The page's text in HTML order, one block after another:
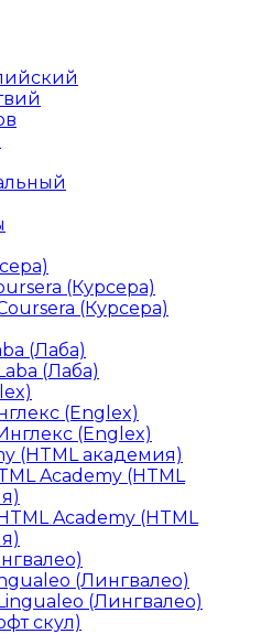
(Курсера)
(Курсера)
(Лаба)
(Лаба)
(Englex)
(Englex)
(HTML академия)
Academy (HTML
Academy (HTML
(Лингвалео)
(Лингвалео)
скул)